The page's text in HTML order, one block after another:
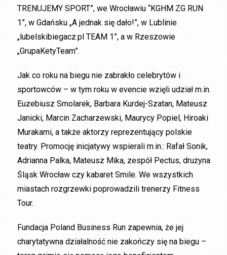
TRENUJEMY SPORT”, we Wrocławiu “KGHM ZG RUN
1”, w Gdańsku „A jednak się dało!”, w Lublinie
„lubelskibiegacz.pl TEAM 1”, a w Rzeszowie
„GrupaKetyTeam”.
Jak co roku na biegu nie zabrakło celebrytów i
sportowców – w tym roku w evencie wzięli udział m.in.
Euzebiusz Smolarek, Barbara Kurdej-Szatan, Mateusz
Janicki, Marcin Zacharzewski, Maurycy Popiel, Hiroaki
Murakami, a także aktorzy reprezentujący polskie
teatry. Promocję inicjatywy wspierali m.in.: Rafał Sonik,
Adrianna Palka, Mateusz Mika, zespół Pectus, drużyna
Śląsk Wrocław czy kabaret Smile. We wszystkich
miastach rozgrzewki poprowadzili trenerzy Fitness
Tour.
Fundacja Poland Business Run zapewnia, że jej
charytatywna działalność nie zakończy się na biegu –